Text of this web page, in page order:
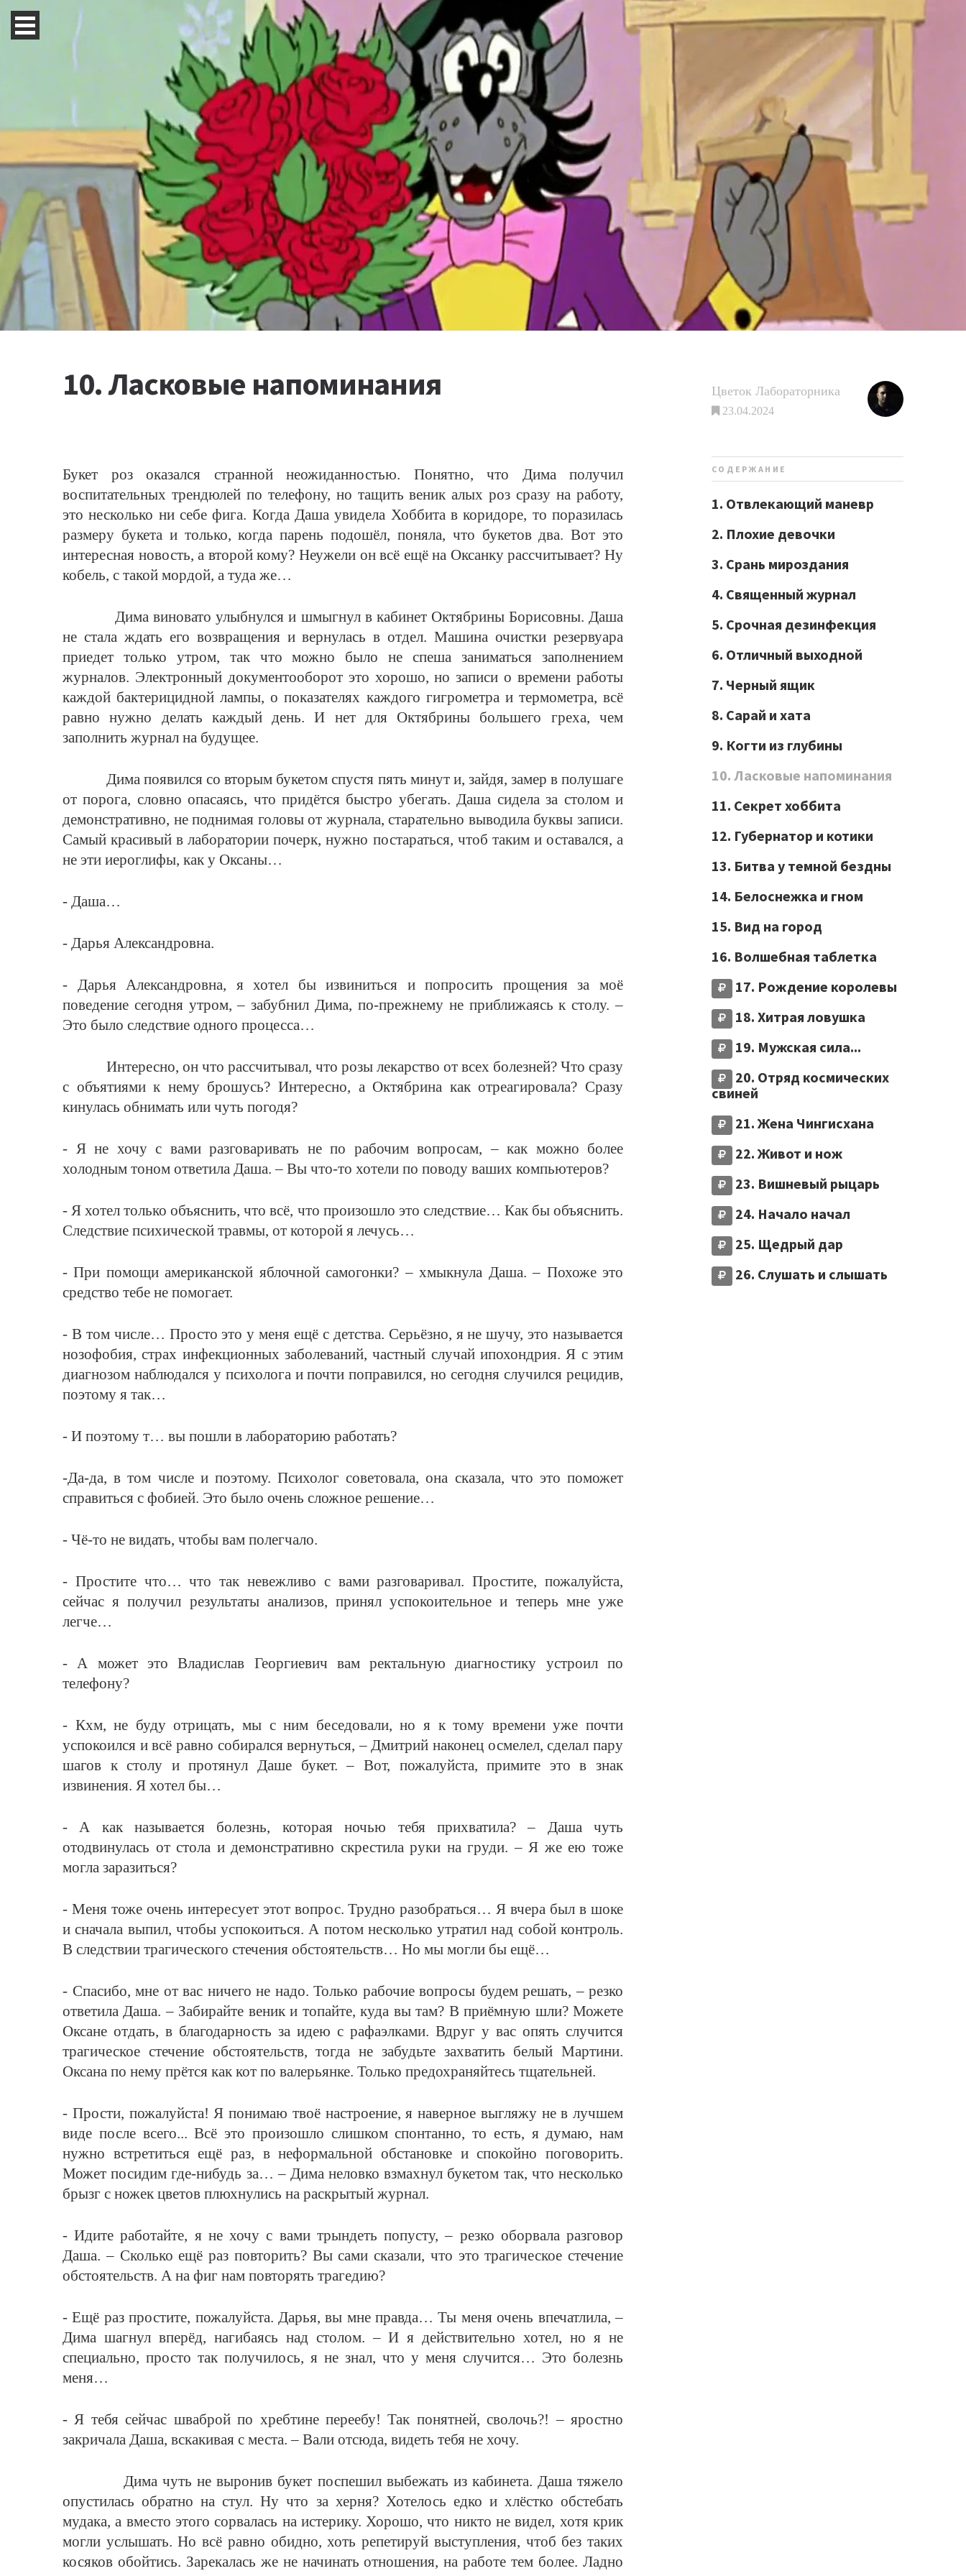
10. Ласковые напоминания
Букет роз оказался странной неожиданностью. Понятно, что Дима получил
воспитательных трендюлей по телефону, но тащить веник алых роз сразу на работу,
это несколько ни себе фига. Когда Даша увидела Хоббита в коридоре, то поразилась
размеру букета и только, когда парень подошёл, поняла, что букетов два. Вот это
интересная новость, а второй кому? Неужели он всё ещё на Оксанку рассчитывает? Ну
кобель, с такой мордой, а туда же…
Дима виновато улыбнулся и шмыгнул в кабинет Октябрины Борисовны. Даша
не стала ждать его возвращения и вернулась в отдел. Машина очистки резервуара
приедет только утром, так что можно было не спеша заниматься заполнением
журналов. Электронный документооборот это хорошо, но записи о времени работы
каждой бактерицидной лампы, о показателях каждого гигрометра и термометра, всё
равно нужно делать каждый день. И нет для Октябрины большего греха, чем
заполнить журнал на будущее.
Дима появился со вторым букетом спустя пять минут и, зайдя, замер в полушаге
от порога, словно опасаясь, что придётся быстро убегать. Даша сидела за столом и
демонстративно, не поднимая головы от журнала, старательно выводила буквы записи.
Самый красивый в лаборатории почерк, нужно постараться, чтоб таким и оставался, а
не эти иероглифы, как у Оксаны…
- Даша…
- Дарья Александровна.
- Дарья Александровна, я хотел бы извиниться и попросить прощения за моё
поведение сегодня утром, – забубнил Дима, по-прежнему не приближаясь к столу. –
Это было следствие одного процесса…
Интересно, он что рассчитывал, что розы лекарство от всех болезней? Что сразу
с объятиями к нему брошусь? Интересно, а Октябрина как отреагировала? Сразу
кинулась обнимать или чуть погодя?
- Я не хочу с вами разговаривать не по рабочим вопросам, – как можно более
холодным тоном ответила Даша. – Вы что-то хотели по поводу ваших компьютеров?
- Я хотел только объяснить, что всё, что произошло это следствие… Как бы объяснить.
Следствие психической травмы, от которой я лечусь…
- При помощи американской яблочной самогонки? – хмыкнула Даша. – Похоже это
средство тебе не помогает.
- В том числе… Просто это у меня ещё с детства. Серьёзно, я не шучу, это называется
нозофобия, страх инфекционных заболеваний, частный случай ипохондрия. Я с этим
диагнозом наблюдался у психолога и почти поправился, но сегодня случился рецидив,
поэтому я так…
- И поэтому т… вы пошли в лабораторию работать?
-Да-да, в том числе и поэтому. Психолог советовала, она сказала, что это поможет
справиться с фобией. Это было очень сложное решение…
- Чё-то не видать, чтобы вам полегчало.
- Простите что… что так невежливо с вами разговаривал. Простите, пожалуйста,
сейчас я получил результаты анализов, принял успокоительное и теперь мне уже
легче…
- А может это Владислав Георгиевич вам ректальную диагностику устроил по
телефону?
- Кхм, не буду отрицать, мы с ним беседовали, но я к тому времени уже почти
успокоился и всё равно собирался вернуться, – Дмитрий наконец осмелел, сделал пару
шагов к столу и протянул Даше букет. – Вот, пожалуйста, примите это в знак
извинения. Я хотел бы…
- А как называется болезнь, которая ночью тебя прихватила? – Даша чуть
отодвинулась от стола и демонстративно скрестила руки на груди. – Я же ею тоже
могла заразиться?
- Меня тоже очень интересует этот вопрос. Трудно разобраться… Я вчера был в шоке
и сначала выпил, чтобы успокоиться. А потом несколько утратил над собой контроль.
В следствии трагического стечения обстоятельств… Но мы могли бы ещё…
- Спасибо, мне от вас ничего не надо. Только рабочие вопросы будем решать, – резко
ответила Даша. – Забирайте веник и топайте, куда вы там? В приёмную шли? Можете
Оксане отдать, в благодарность за идею с рафаэлками. Вдруг у вас опять случится
трагическое стечение обстоятельств, тогда не забудьте захватить белый Мартини.
Оксана по нему прётся как кот по валерьянке. Только предохраняйтесь тщательней.
- Прости, пожалуйста! Я понимаю твоё настроение, я наверное выгляжу не в лучшем
виде после всего... Всё это произошло слишком спонтанно, то есть, я думаю, нам
нужно встретиться ещё раз, в неформальной обстановке и спокойно поговорить.
Может посидим где-нибудь за… – Дима неловко взмахнул букетом так, что несколько
брызг с ножек цветов плюхнулись на раскрытый журнал.
- Идите работайте, я не хочу с вами трындеть попусту, – резко оборвала разговор
Даша. – Сколько ещё раз повторить? Вы сами сказали, что это трагическое стечение
обстоятельств. А на фиг нам повторять трагедию?
- Ещё раз простите, пожалуйста. Дарья, вы мне правда… Ты меня очень впечатлила, –
Дима шагнул вперёд, нагибаясь над столом. – И я действительно хотел, но я не
специально, просто так получилось, я не знал, что у меня случится… Это болезнь
меня…
- Я тебя сейчас шваброй по хребтине переебу! Так понятней, сволочь?! – яростно
закричала Даша, вскакивая с места. – Вали отсюда, видеть тебя не хочу.
Дима чуть не выронив букет поспешил выбежать из кабинета. Даша тяжело
опустилась обратно на стул. Ну что за херня? Хотелось едко и хлёстко обстебать
мудака, а вместо этого сорвалась на истерику. Хорошо, что никто не видел, хотя крик
могли услышать. Но всё равно обидно, хоть репетируй выступления, чтоб без таких
косяков обойтись. Зарекалась же не начинать отношения, на работе тем более. Ладно
Цветок Лабораторника
23.04.2024
СОДЕРЖАНИЕ
1. Отвлекающий маневр
2. Плохие девочки
3. Срань мироздания
4. Священный журнал
5. Срочная дезинфекция
6. Отличный выходной
7. Черный ящик
8. Сарай и хата
9. Когти из глубины
10. Ласковые напоминания
11. Секрет хоббита
12. Губернатор и котики
13. Битва у темной бездны
14. Белоснежка и гном
15. Вид на город
16. Волшебная таблетка
17. Рождение королевы
18. Хитрая ловушка
19. Мужская сила...
20. Отряд космических
свиней
21. Жена Чингисхана
22. Живот и нож
23. Вишневый рыцарь
24. Начало начал
25. Щедрый дар
26. Слушать и слышать